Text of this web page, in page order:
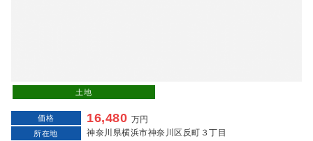
土地
価格 16,480 万円
所在地 神奈川県横浜市神奈川区反町３丁目